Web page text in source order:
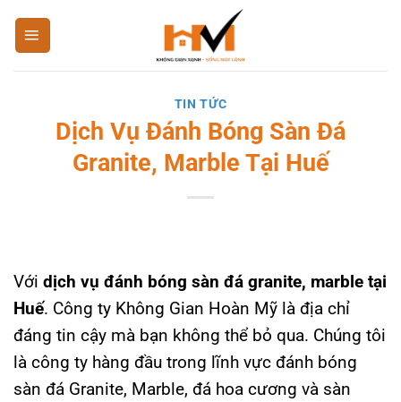
qua
nội
TIN TỨC
Dịch Vụ Đánh Bóng Sàn Đá
Granite, Marble Tại Huế
Với dịch vụ đánh bóng sàn đá granite, marble tại
Huế. Công ty Không Gian Hoàn Mỹ là địa chỉ
đáng tin cậy mà bạn không thể bỏ qua. Chúng tôi
là công ty hàng đầu trong lĩnh vực đánh bóng
sàn đá Granite, Marble, đá hoa cương và sàn